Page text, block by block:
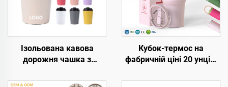
Ізольована кавова
дорожня чашка з
індивідуальним
Кубок-термос на
фабричній ціні 20 унцій,
ручкою та кришкою з